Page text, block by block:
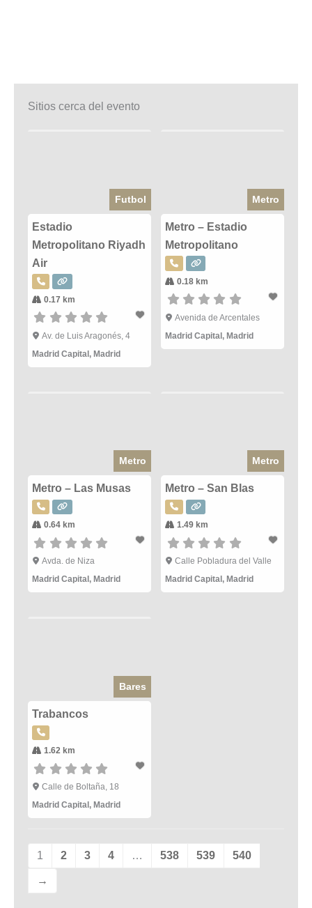
Sitios cerca del evento
Futbol
Estadio
Metropolitano Riyadh
Air
0.17 km
Av. de Luis Aragonés, 4
Madrid Capital, Madrid
Metro
Metro – Estadio
Metropolitano
0.18 km
Avenida de Arcentales
Madrid Capital,Madrid
Metro
Metro – Las Musas
0.64 km
Avda. de Niza
Madrid Capital , Madrid
Metro
Metro – San Blas
1.49 km
Calle Pobladura del Valle
Madrid Capital , Madrid
Bares
Trabancos
1.62 km
Calle de Boltaña, 18
Madrid Capital , Madrid
1 2 3 4 … 538 539 540
→